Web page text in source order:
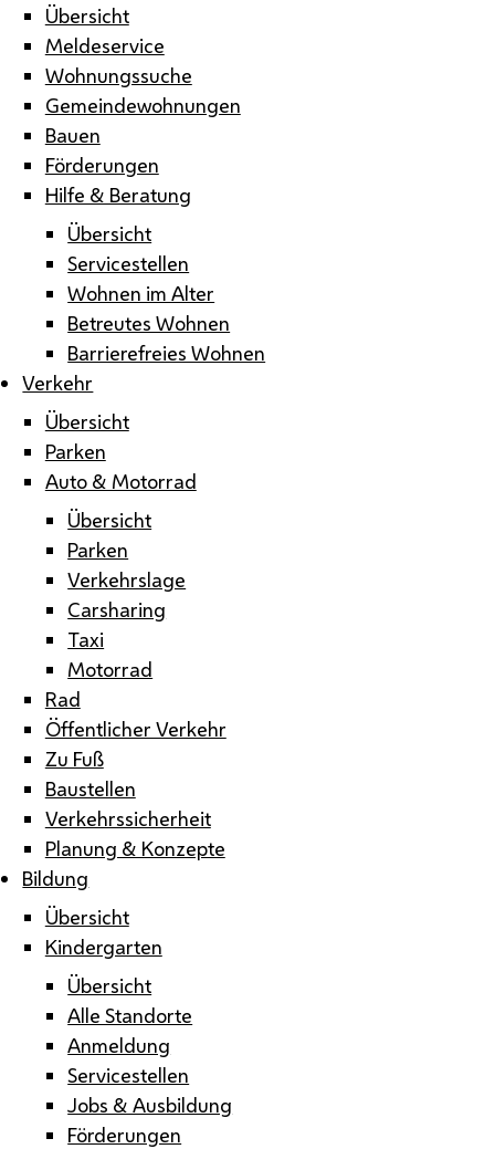
Übersicht
Meldeservice
Wohnungssuche
Gemeindewohnungen
Bauen
Förderungen
Hilfe & Beratung
Übersicht
Servicestellen
Wohnen im Alter
Betreutes Wohnen
Barrierefreies Wohnen
Verkehr
Übersicht
Parken
Auto & Motorrad
Übersicht
Parken
Verkehrslage
Carsharing
Taxi
Motorrad
Rad
Öffentlicher Verkehr
Zu Fuß
Baustellen
Verkehrssicherheit
Planung & Konzepte
Bildung
Übersicht
Kindergarten
Übersicht
Alle Standorte
Anmeldung
Servicestellen
Jobs & Ausbildung
Förderungen